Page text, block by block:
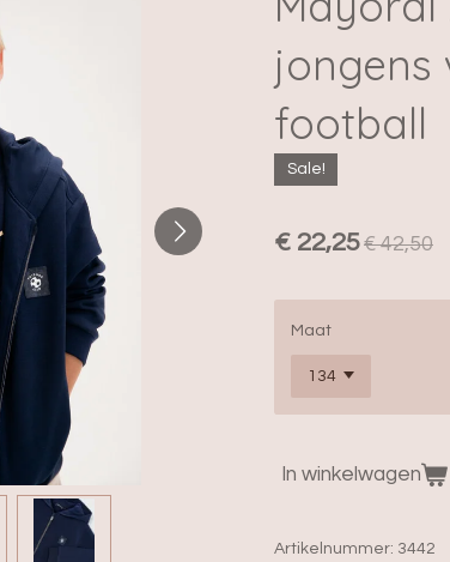
jongens
football
Sale!
€ 22,25€ 42,50
Maat
In winkelwagen
Artikelnummer: 3442